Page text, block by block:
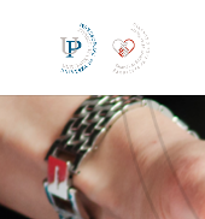
vsebino